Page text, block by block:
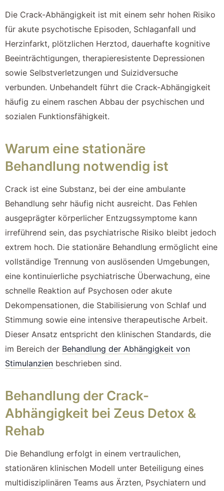
Die Crack-Abhängigkeit ist mit einem sehr hohen Risiko
für akute psychotische Episoden, Schlaganfall und
Herzinfarkt, plötzlichen Herztod, dauerhafte kognitive
Beeinträchtigungen, therapieresistente Depressionen
sowie Selbstverletzungen und Suizidversuche
verbunden. Unbehandelt führt die Crack-Abhängigkeit
häufig zu einem raschen Abbau der psychischen und
sozialen Funktionsfähigkeit.
Warum eine stationäre
Behandlung notwendig ist
Crack ist eine Substanz, bei der eine ambulante
Behandlung sehr häufig nicht ausreicht. Das Fehlen
ausgeprägter körperlicher Entzugssymptome kann
irreführend sein, das psychiatrische Risiko bleibt jedoch
extrem hoch. Die stationäre Behandlung ermöglicht eine
vollständige Trennung von auslösenden Umgebungen,
eine kontinuierliche psychiatrische Überwachung, eine
schnelle Reaktion auf Psychosen oder akute
Dekompensationen, die Stabilisierung von Schlaf und
Stimmung sowie eine intensive therapeutische Arbeit.
Dieser Ansatz entspricht den klinischen Standards, die
im Bereich der Behandlung der Abhängigkeit von
Stimulanzien beschrieben sind.
Behandlung der Crack-
Abhängigkeit bei Zeus Detox &
Rehab
Die Behandlung erfolgt in einem vertraulichen,
stationären klinischen Modell unter Beteiligung eines
multidisziplinären Teams aus Ärzten, Psychiatern und